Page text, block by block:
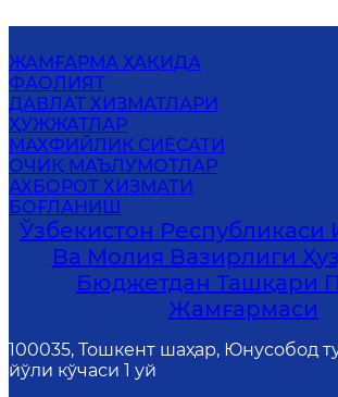
ЖАМҒАРМА ҲАҚИДА
ФАОЛИЯТ
ДАВЛАТ ХИЗМАТЛАРИ
ҲУЖЖАТЛАР
MАХФИЙЛИК СИЁСАТИ
ОЧИҚ МАЪЛУМОТЛАР
АХБОРОТ ХИЗМАТИ
БОҒЛАНИШ
Ўзбекистон Республикаси
Ва Молия Вазирлиги
Бюджетдан Ташқари
Жамғармаси
100035, Тошкент шаҳар, Юнусобод
йўли кўчаси 1 уй